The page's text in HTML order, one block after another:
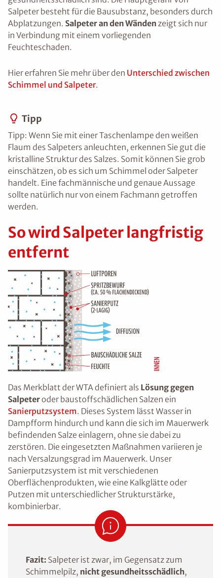
Salpeter besteht für die Bausubstanz, besonders durch
Abplatzungen. Salpeter an den Wändenzeigt sich nur
in Verbindung mit einem vorliegenden
Feuchteschaden.
Hier erfahren Sie mehr über den Unterschied zwischen
Schimmel und Salpeter.
Tipp
Tipp: Wenn Sie mit einer Taschenlampe den weißen
Flaum des Salpeters anleuchten, erkennen Sie gut die
kristalline Struktur des Salzes. Somit können Sie grob
einschätzen, ob es sich um Schimmel oder Salpeter
handelt. Eine fachmännische und genaue Aussage
sollte natürlich nur von einem Fachmann getroffen
werden.
So wird Salpeter langfristig
entfernt
Das Merkblatt der WTA definiert als Lösung gegen
Salpeteroder baustoffschädlichen Salzen ein
Sanierputzsystem. Dieses System lässt Wasser in
Dampfform hindurch und kann die sich im Mauerwerk
befindenden Salze einlagern, ohne sie dabei zu
zerstören. Die eingesetzten Maßnahmen variieren je
nach Versalzungsgrad im Mauerwerk. Unser
Sanierputzsystem ist mit verschiedenen
Oberflächenprodukten, wie eine Kalkglätte oder
Putzen mit unterschiedlicher Strukturstärke,
kombinierbar.
Fazit: Salpeter ist zwar, im Gegensatz zum
Schimmelpilz, nicht gesundheitsschädlich,